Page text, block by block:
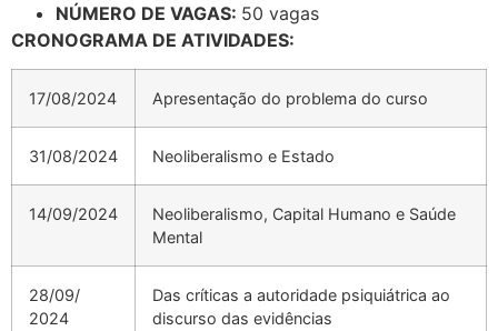
NÚMERO DE VAGAS: 50 vagas
CRONOGRAMA DE ATIVIDADES:
17/08/2024 Apresentação do problema do curso
31/08/2024 Neoliberalismo e Estado
14/09/2024
Neoliberalismo, Capital Humano e Saúde
Mental
28/09/
2024
Das críticas a autoridade psiquiátrica ao
discurso das evidências